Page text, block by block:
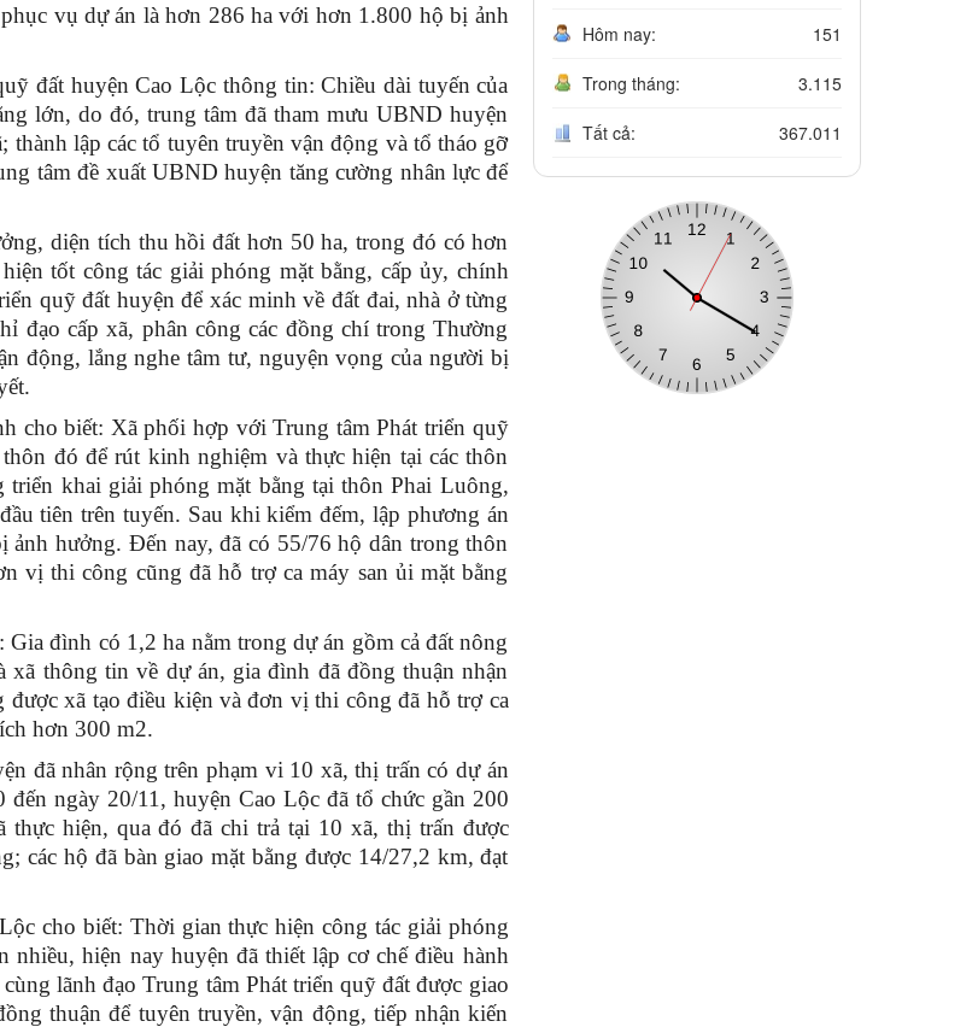
vụ dự án là hơn 286 ha với hơn 1.800 hộ bị ảnh
đất huyện Cao Lộc thông tin: Chiều dài tuyến của
lớn, do đó, trung tâm đã tham mưu UBND huyện
lập các tổ tuyên truyền vận động và tổ tháo gỡ
tâm đề xuất UBND huyện tăng cường nhân lực để
diện tích thu hồi đất hơn 50 ha, trong đó có hơn
tốt công tác giải phóng mặt bằng, cấp ủy, chính
quỹ đất huyện để xác minh về đất đai, nhà ở từng
đạo cấp xã, phân công các đồng chí trong Thường
động, lắng nghe tâm tư, nguyện vọng của người bị
cho biết: Xã phối hợp với Trung tâm Phát triển quỹ
đó để rút kinh nghiệm và thực hiện tại các thôn
khai giải phóng mặt bằng tại thôn Phai Luông,
tiên trên tuyến. Sau khi kiểm đếm, lập phương án
hưởng. Đến nay, đã có 55/76 hộ dân trong thôn
vị thi công cũng đã hỗ trợ ca máy san ủi mặt bằng
đình có 1,2 ha nằm trong dự án gồm cả đất nông
thông tin về dự án, gia đình đã đồng thuận nhận
xã tạo điều kiện và đơn vị thi công đã hỗ trợ ca
hơn 300 m2.
đã nhân rộng trên phạm vi 10 xã, thị trấn có dự án
ngày 20/11, huyện Cao Lộc đã tổ chức gần 200
thực hiện, qua đó đã chi trả tại 10 xã, thị trấn được
các hộ đã bàn giao mặt bằng được 14/27,2 km, đạt
cho biết: Thời gian thực hiện công tác giải phóng
hiện nay huyện đã thiết lập cơ chế điều hành
lãnh đạo Trung tâm Phát triển quỹ đất được giao
thuận để tuyên truyền, vận động, tiếp nhận kiến
Hôm nay: 151
Trong tháng: 3.115
Tất cả: 367.011